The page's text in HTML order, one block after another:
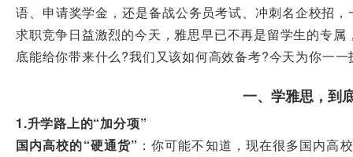
语、申请奖学金，还是备战公务员考试、冲刺名企校招
求职竞争日益激烈的今天，雅思早已不再是留学生的专
底能给你带来什么?我们又该如何高效备考?今天为你一一
一、学雅思，到
1.升学路上的“加分项”
国内高校的“硬通货” ：你可能不知道，现在很多国内高